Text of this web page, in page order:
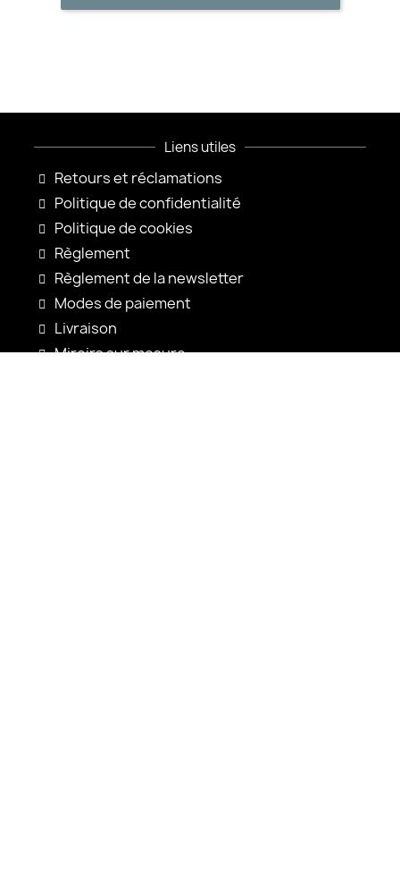
Liens utiles
Retours et réclamations
Politique de confidentialité
Politique de cookies
Règlement
Règlement de la newsletter
Modes de paiement
Livraison
Miroirs sur mesure